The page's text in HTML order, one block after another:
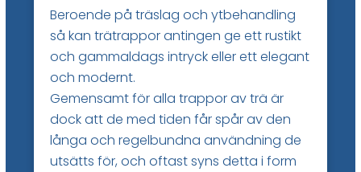
Beroende på träslag och ytbehandling
så kan trätrappor antingen ge ett rustikt
och gammaldags intryck eller ett elegant
och modernt.
Gemensamt för alla trappor av trä är
dock att de med tiden får spår av den
långa och regelbundna användning de
utsätts för, och oftast syns detta i form